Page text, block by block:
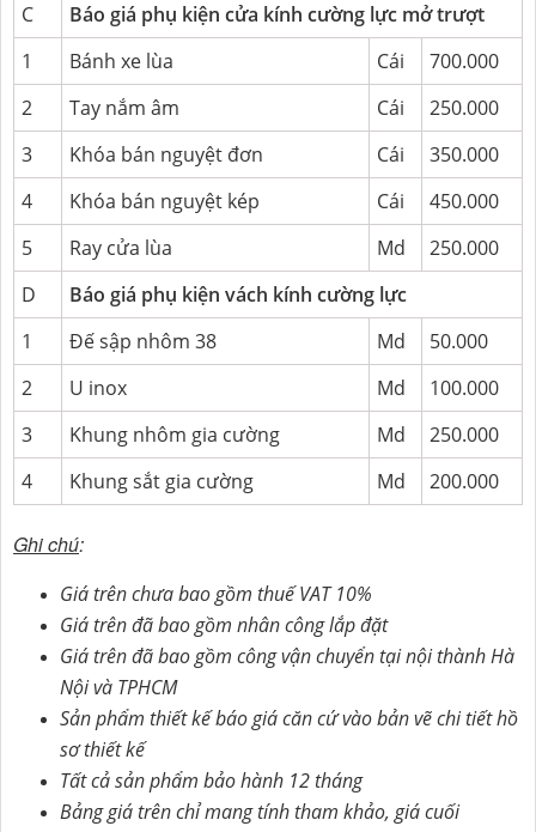
C
Báo giá phụ kiện cửa kính cường lực mở trượt
1
Bánh xe lùa Cái
700.000
2
Tay nắm âm Cái
250.000
3
Khóa bán nguyệt đơn Cái
350.000
4
Khóa bán nguyệt kép Cái
450.000
5
Ray cửa lùa Md
250.000
D
Báo giá phụ kiện vách kính cường lực
1
Đế sập nhôm 38 Md
50.000
2
U inox Md
100.000
3
Khung nhôm gia cường Md
250.000
4
Khung sắt gia cường Md 200.000
Ghi chú:
Giá trên chưa bao gồm thuế VAT 10%
Giá trên đã bao gồm nhân công lắp đặt
Giá trên đã bao gồm công vận chuyển tại nội thành Hà
Nội và TPHCM
Sản phẩm thiết kế báo giá căn cứ vào bản vẽ chi tiết hồ
sơ thiết kế
Tất cả sản phẩm bảo hành 12 tháng
Bảng giá trên chỉ mang tính tham khảo, giá cuối